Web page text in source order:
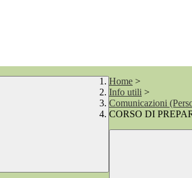
Home >
Info utili >
Comunicazioni
CORSO DI